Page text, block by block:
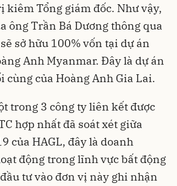
kiêm Tổng giám đốc. Như vậy,
ông Trần Bá Dương thông qua
sở hữu 100% vốn tại dự án
Anh Myanmar. Đây là dự án
cùng của Hoàng Anh Gia Lai.
trong 3 công ty liên kết được
hợp nhất đã soát xét giữa
của HAGL, đây là doanh
động trong lĩnh vực bất động
tư vào đơn vị này ghi nhận